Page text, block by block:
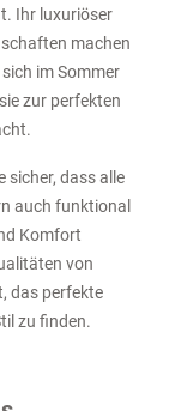
Ihr luxuriöser
machen
im Sommer
zur perfekten
sicher, dass alle
auch funktional
Komfort
von
das perfekte
zu finden.